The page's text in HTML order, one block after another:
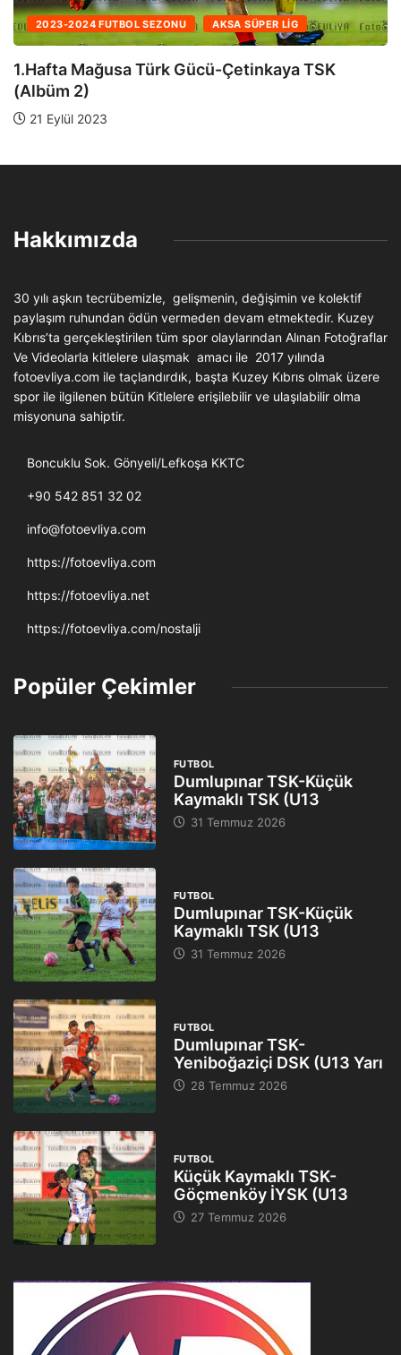
2023-2024 FUTBOL SEZONU AKSA SÜPER LIG
1.Hafta Mağusa Türk Gücü-Çetinkaya TSK
(Albüm 1)
21 Eylül 2023
Hakkımızda
30 yılı aşkın tecrübemizle, gelişmenin, değişimin ve kolektif
paylaşım ruhundan ödün vermeden devam etmektedir. Kuzey
Kıbrıs’ta gerçekleştirilen tüm spor olaylarından Alınan Fotoğraflar
Ve Videolarla kitlelere ulaşmak amacı ile 2017 yılında
fotoevliya.com ile taçlandırdık, başta Kuzey Kıbrıs olmak üzere
spor ile ilgilenen bütün Kitlelere erişilebilir ve ulaşılabilir olma
misyonuna sahiptir.
Boncuklu Sok. Gönyeli/Lefkoşa KKTC
+90 542 851 32 02
info@fotoevliya.com
https://fotoevliya.com
https://fotoevliya.net
https://fotoevliya.com/nostalji
Popüler Çekimler
FUTBOL
Dumlupınar TSK-Küçük
Kaymaklı TSK (U13
31 Temmuz 2026
FUTBOL
Dumlupınar TSK-Küçük
Kaymaklı TSK (U13
31 Temmuz 2026
FUTBOL
Dumlupınar TSK-
Yeniboğaziçi DSK (U13 Yarı
28 Temmuz 2026
FUTBOL
Küçük Kaymaklı TSK-
Göçmenköy İYSK (U13
27 Temmuz 2026